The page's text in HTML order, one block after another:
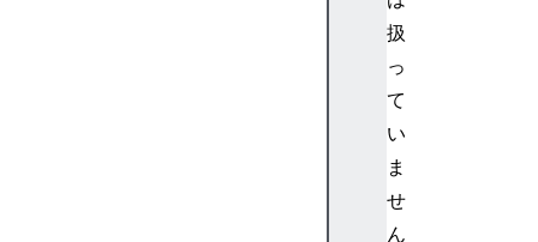
扱
っ
て
い
ま
せ
ん